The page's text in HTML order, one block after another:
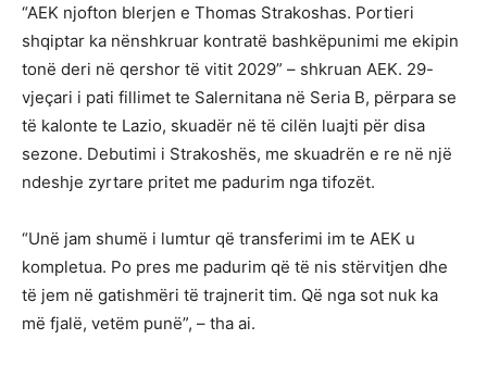
“AEK njofton blerjen e Thomas Strakoshas. Portieri
shqiptar ka nënshkruar kontratë bashkëpunimi me ekipin
tonë deri në qershor të vitit 2029” – shkruan AEK. 29-
vjeçari i pati fillimet te Salernitana në Seria B, përpara se
të kalonte te Lazio, skuadër në të cilën luajti për disa
sezone. Debutimi i Strakoshës, me skuadrën e re në një
ndeshje zyrtare pritet me padurim nga tifozët.
“Unë jam shumë i lumtur që transferimi im te AEK u
kompletua. Po pres me padurim që të nis stërvitjen dhe
të jem në gatishmëri të trajnerit tim. Që nga sot nuk ka
më fjalë, vetëm punë”, – tha ai.